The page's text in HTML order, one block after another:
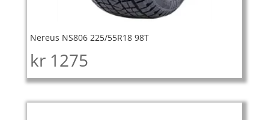
Nereus NS806 225/55R18 98T
kr 1275